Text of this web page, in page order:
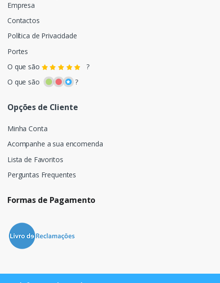
Empresa
Contactos
Política de Privacidade
Portes
O que são
?
O que são
?
Opções de Cliente
Minha Conta
Acompanhe a sua encomenda
Lista de Favoritos
Perguntas Frequentes
Formas de Pagamento